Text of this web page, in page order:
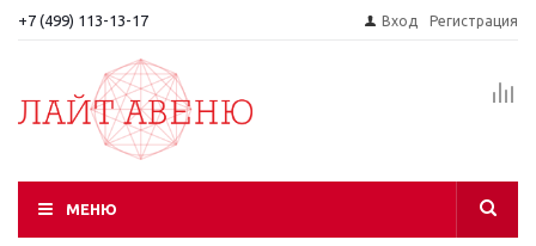
+7 (499) 113-13-17 Вход Регистрация
МЕНЮ